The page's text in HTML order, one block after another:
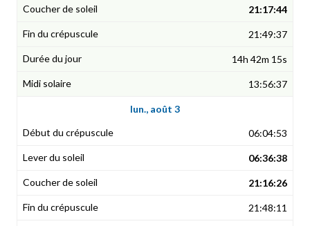
21:17:44
21:49:37
14h 42m 15s
13:56:37
lun., août 3
06:04:53
06:36:38
21:16:26
21:48:11